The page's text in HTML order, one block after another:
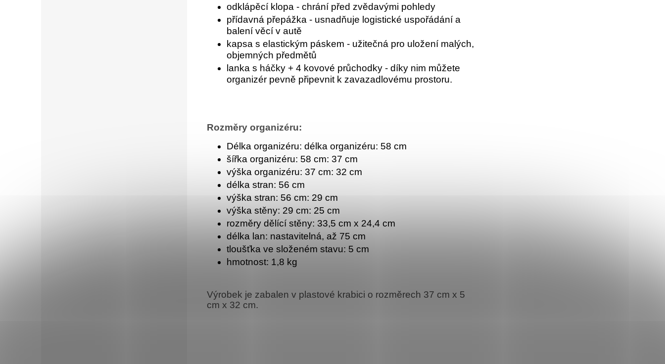
odklápěcí klopa - chrání před zvědavými pohledy
přídavná přepážka - usnadňuje logistické uspořádání a
balení věcí v autě
kapsa s elastickým páskem - užitečná pro uložení malých,
objemných předmětů
lanka s háčky + 4 kovové průchodky - díky nim můžete
organizér pevně připevnit k zavazadlovému prostoru.
Rozměry organizéru:
Délka organizéru: délka organizéru: 58 cm
šířka organizéru: 58 cm: 37 cm
výška organizéru: 37 cm: 32 cm
délka stran: 56 cm
výška stran: 56 cm: 29 cm
výška stěny: 29 cm: 25 cm
rozměry dělící stěny: 33,5 cm x 24,4 cm
délka lan: nastavitelná, až 75 cm
tloušťka ve složeném stavu: 5 cm
hmotnost: 1,8 kg
Výrobek je zabalen v plastové krabici o rozměrech 37 cm x 5
cm x 32 cm.